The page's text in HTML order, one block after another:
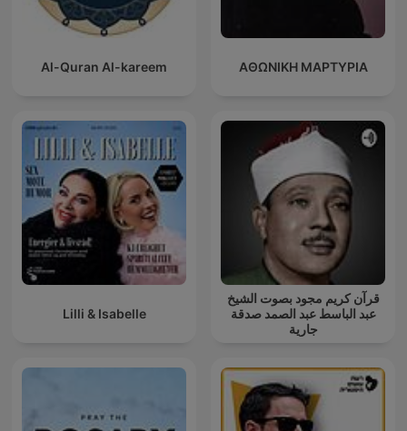
Al-Quran Al-kareem ΑΘΩΝΙΚΗ ΜΑΡΤΥΡΙΑ
Lilli & Isabelle
قرآن كريم مجود بصوت الشيخ
عبد الباسط عبد الصمد صدقة
جارية